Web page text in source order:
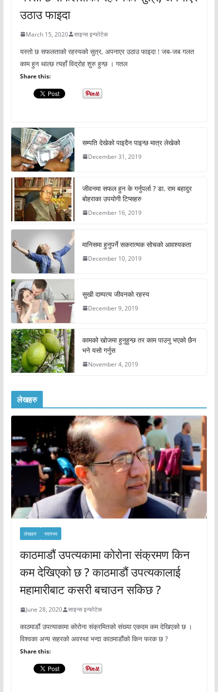
उठाउ फाइदा
March 15, 2020 साइन्स इन्फोटेक
यस्तो छ सफलताको रहस्यको सुत्र, अपनाएर उठाउ फाइदा ! जब-जब गलत
काम हुन थाल्छ त्यहाँ विद्रोह शुरु हुन्छ । गतल
Share this:
सम्पति देखेको पाइदैन पाइन्छ मात्र लेखेको
December 31, 2019
जीवनमा सफल हुन के गर्नुपर्ला ? डा. राम बहादुर
बोहराका उपयोगी टिप्सहरु
December 16, 2019
मानिसमा हुनुपर्ने सकरात्मक सोचको आवश्यकता
December 10, 2019
सुखी दाम्पत्य जीवनको रहस्य
December 9, 2019
कामको खोजमा हुनुहुन्छ तर काम पाउनु भएको छैन
भने यसो गर्नुस
November 4, 2019
लेखहरु
लेखहरु स्वास्थ्य
काठमाडौं उपत्यकामा कोरोना संक्रमण किन
कम देखिएको छ ? काठमाडौं उपत्यकालाई
महामारीबाट कसरी बचाउन सकिछ ?
June 28, 2020 साइन्स इन्फोटेक
काठमाडौं उपत्याकामा कोरोना संक्रमितको संख्या एकदम कम देखिएको छ ।
विश्वका अन्य सहरको अवस्था भन्दा काठमाडौंको किन फरक छ ?
Share this: